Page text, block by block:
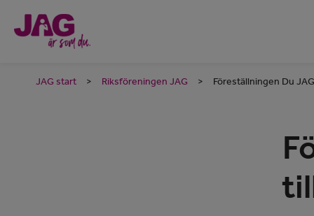
JAG start > Riksföreningen JAG > Föreställningen Du